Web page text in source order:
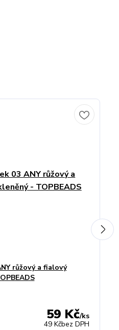
růžový a fialový
59 Kč/ks
49 Kčbez DPH